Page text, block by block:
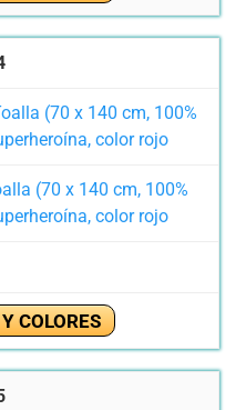
(70 x 140 cm, 100%
color rojo
COLORES